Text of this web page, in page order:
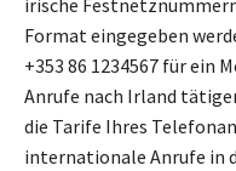
irische
Format eingegeben
+353 86 1234567 für ein
Anrufe nach Irland
die Tarife Ihres
internationale Anrufe in